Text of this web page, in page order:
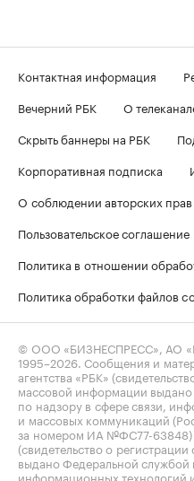
Контактная информация
Вечерний РБК
О
Скрыть баннеры на РБК
Корпоративная подписка
О соблюдении авторских прав
Пользовательское соглашение
Политика в отношении
Политика обработки файлов
© ООО «БИЗНЕСПРЕСС», АО
1995–2026 . Сообщения и
агентства «РБК»
массовой информации
по надзору в сфере связи,
и массовых коммуникаций
за номером ИА №ФС77-63848)
(свидетельство о
выдано Федеральной службой
информационных технологий